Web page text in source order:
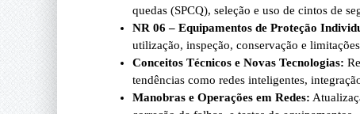
quedas (SPCQ), seleção e uso de cintos de
NR 06 – Equipamentos de Proteção
utilização, inspeção, conservação e
Conceitos Técnicos e Novas Tecnologias:
tendências como redes inteligentes,
Manobras e Operações em Redes: